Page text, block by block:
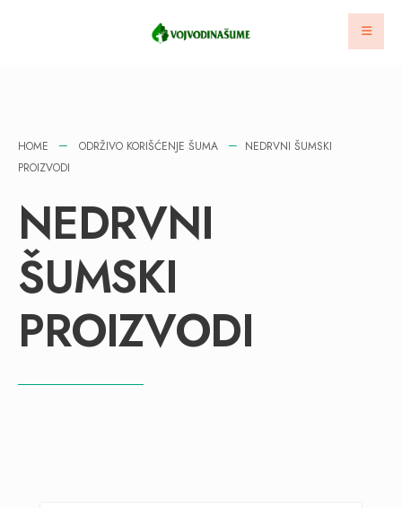
HOME ODRŽIVO KORIŠĆENJE ŠUMA
NEDRVNI ŠUMSKI
PROIZVODI
NEDRVNI
ŠUMSKI
PROIZVODI